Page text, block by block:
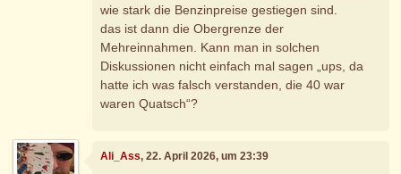
wie stark die Benzinpreise gestiegen sind.
das ist dann die Obergrenze der
Mehreinnahmen. Kann man in solchen
Diskussionen nicht einfach mal sagen „ups, da
hatte ich was falsch verstanden, die 40 war
waren Quatsch“?
Ali_Ass, 22. April 2026, um 23:39